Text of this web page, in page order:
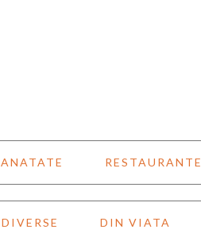
RESTAURANTE
DIVERSE DIN VIATA